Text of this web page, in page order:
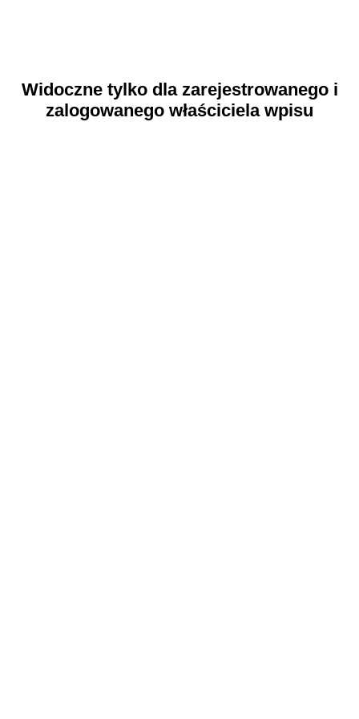
Widoczne tylko dla zarejestrowanego i
zalogowanego właściciela wpisu